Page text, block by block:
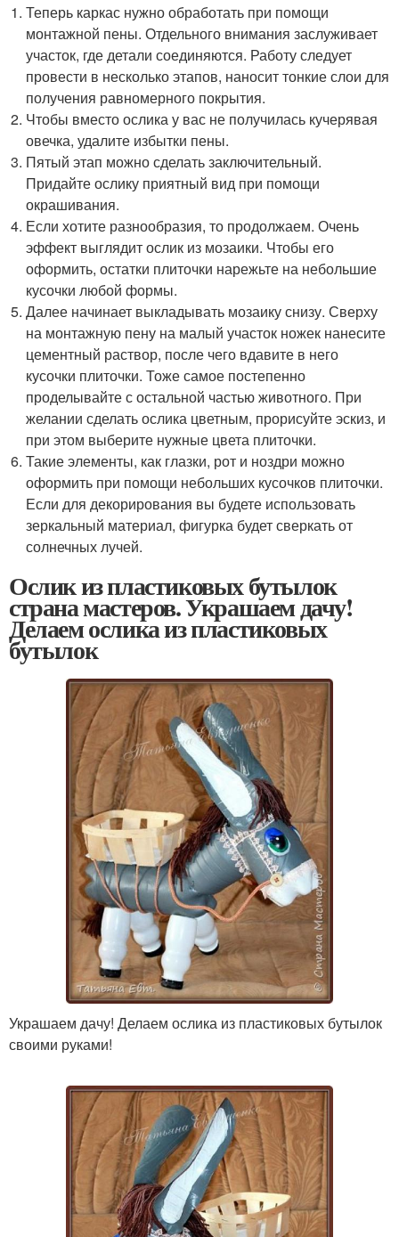
Теперь каркас нужно обработать при помощи
монтажной пены. Отдельного внимания заслуживает
участок, где детали соединяются. Работу следует
провести в несколько этапов, наносит тонкие слои для
получения равномерного покрытия.
Чтобы вместо ослика у вас не получилась кучерявая
овечка, удалите избытки пены.
Пятый этап можно сделать заключительный.
Придайте ослику приятный вид при помощи
окрашивания.
Если хотите разнообразия, то продолжаем. Очень
эффект выглядит ослик из мозаики. Чтобы его
оформить, остатки плиточки нарежьте на небольшие
кусочки любой формы.
Далее начинает выкладывать мозаику снизу. Сверху
на монтажную пену на малый участок ножек нанесите
цементный раствор, после чего вдавите в него
кусочки плиточки. Тоже самое постепенно
проделывайте с остальной частью животного. При
желании сделать ослика цветным, прорисуйте эскиз, и
при этом выберите нужные цвета плиточки.
Такие элементы, как глазки, рот и ноздри можно
оформить при помощи небольших кусочков плиточки.
Если для декорирования вы будете использовать
зеркальный материал, фигурка будет сверкать от
солнечных лучей.
Ослик из пластиковых бутылок
страна мастеров. Украшаем дачу!
Делаем ослика из пластиковых
бутылок
Украшаем дачу! Делаем ослика из пластиковых бутылок
своими руками!